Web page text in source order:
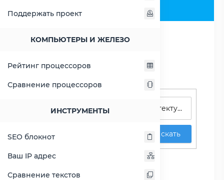
Поддержать проект
КОМПЬЮТЕРЫ И ЖЕЛЕЗО
Рейтинг процессоров
Сравнение процессоров
ИНСТРУМЕНТЫ
SEO блокнот
Ваш IP адрес
Сравнение текстов
Поиск процессоров
Искать
Сравнение Atom E660
против Celeron D 315